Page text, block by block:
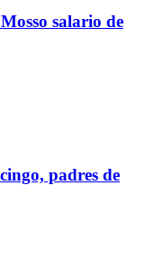
salario de
padres de